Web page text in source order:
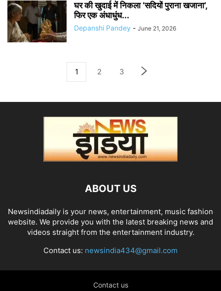
घर की खुदाई में निकला ‘सदियों पुराना खजाना’,
फिर एक अंधाधुंध...
Depanshi Pandey - June 21, 2026
1 2 3
ABOUT US
Newsindiadaily is your news, entertainment, music fashion
website. We provide you with the latest breaking news and
videos straight from the entertainment industry.
Contact us: newsindia434@gmail.com
Contact us